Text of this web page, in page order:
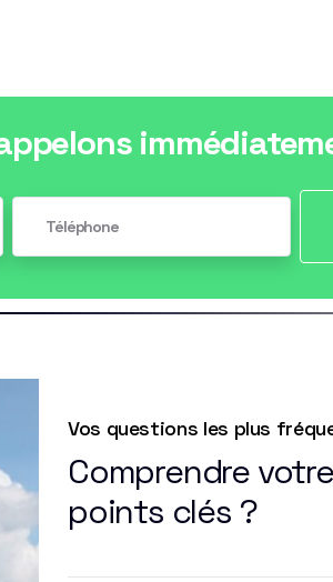
Vos questions les plus
Comprendre
points clés ?